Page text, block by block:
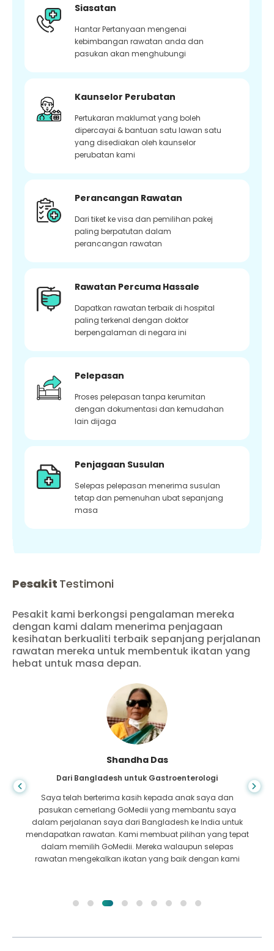
Siasatan
Hantar Pertanyaan mengenai
kebimbangan rawatan anda dan
pasukan akan menghubungi
Kaunselor Perubatan
Pertukaran maklumat yang boleh
dipercayai & bantuan satu lawan satu
yang disediakan oleh kaunselor
perubatan kami
Perancangan Rawatan
Dari tiket ke visa dan pemilihan pakej
paling berpatutan dalam
perancangan rawatan
Rawatan Percuma Hassale
Dapatkan rawatan terbaik di hospital
paling terkenal dengan doktor
berpengalaman di negara ini
Pelepasan
Proses pelepasan tanpa kerumitan
dengan dokumentasi dan kemudahan
lain dijaga
Penjagaan Susulan
Selepas pelepasan menerima susulan
tetap dan pemenuhan ubat sepanjang
masa
Pesakit Testimoni
Pesakit kami berkongsi pengalaman mereka
dengan kami dalam menerima penjagaan
kesihatan berkualiti terbaik sepanjang perjalanan
rawatan mereka untuk membentuk ikatan yang
hebat untuk masa depan.
Shandha Das
Dari Bangladesh untuk Gastroenterologi
Saya telah berterima kasih kepada anak saya dan
pasukan cemerlang GoMedii yang membantu saya
dalam perjalanan saya dari Bangladesh ke India untuk
mendapatkan rawatan. Kami membuat pilihan yang tepat
dalam memilih GoMedii. Mereka walaupun selepas
rawatan mengekalkan ikatan yang baik dengan kami